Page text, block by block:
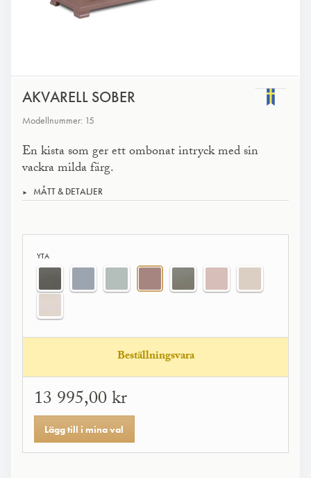
AKVARELL SOBER
Modellnummer: 15
En kista som ger ett ombonat intryck med sin
vackra milda färg.
MÅTT & DETALJER
YTA
Beställningsvara
13 995,00 kr
Lägg till i mina val